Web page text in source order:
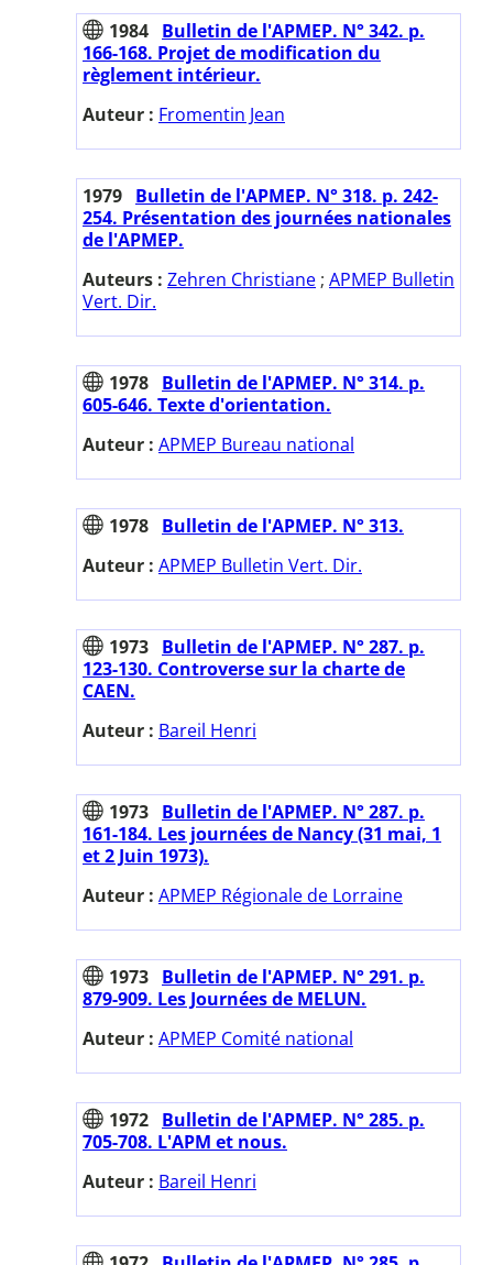
1984 Bulletin de l'APMEP. N° 342. p.
166-168. Projet de modification du
règlement intérieur.
Auteur : Fromentin Jean
1979 Bulletin de l'APMEP. N° 318. p. 242-
254. Présentation des journées nationales
de l'APMEP.
Auteurs : Zehren Christiane ; APMEP Bulletin
Vert. Dir.
1978 Bulletin de l'APMEP. N° 314. p.
605-646. Texte d'orientation.
Auteur : APMEP Bureau national
1978 Bulletin de l'APMEP. N° 313.
Auteur : APMEP Bulletin Vert. Dir.
1973 Bulletin de l'APMEP. N° 287. p.
123-130. Controverse sur la charte de
CAEN.
Auteur : Bareil Henri
1973 Bulletin de l'APMEP. N° 287. p.
161-184. Les journées de Nancy (31 mai, 1
et 2 Juin 1973).
Auteur : APMEP Régionale de Lorraine
1973 Bulletin de l'APMEP. N° 291. p.
879-909. Les Journées de MELUN.
Auteur : APMEP Comité national
1972 Bulletin de l'APMEP. N° 285. p.
705-708. L'APM et nous.
Auteur : Bareil Henri